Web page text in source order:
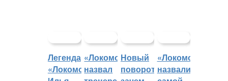
Легенда
«Локомотива»
«Локомотив»
назвал
Новый
поворот:
«Локомотив»
назвали